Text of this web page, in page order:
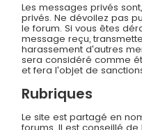
Les messages privés
privés. Ne dévoilez pas
le forum. Si vous êtes
message reçu,
harassement d'autres
sera considéré comme
et fera l'objet de
Rubriques
Le site est partagé en